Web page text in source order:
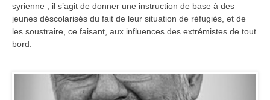
syrienne ; il s’agit de donner une instruction de base à des
jeunes déscolarisés du fait de leur situation de réfugiés, et de
les soustraire, ce faisant, aux influences des extrémistes de tout
bord.